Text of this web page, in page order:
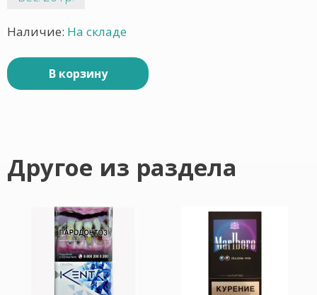
Наличие: На складе
В корзину
Другое из раздела